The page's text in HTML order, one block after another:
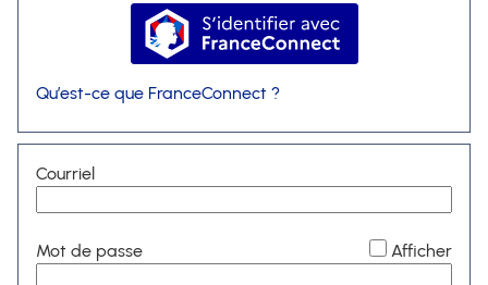
S’identifier avec
Qu’est-ce que FranceConnect ?
Courriel
Mot de passe Afficher